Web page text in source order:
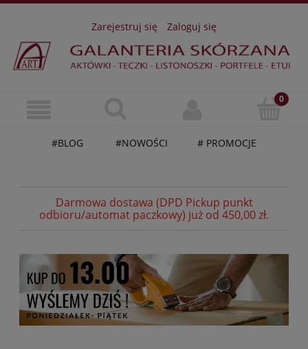
Zarejestruj się Zaloguj się
#BLOG #NOWOŚCI # PROMOCJE
Darmowa dostawa (DPD Pickup punkt
odbioru/automat paczkowy) już od 450,00 zł.